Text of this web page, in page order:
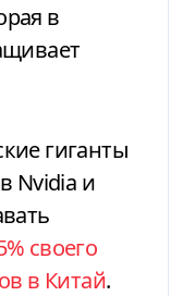
в
гиганты
Nvidia и
своего
в Китай.